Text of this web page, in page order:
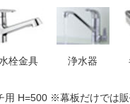
栓金具 浄水器
H=500 ※幕板だけでは販